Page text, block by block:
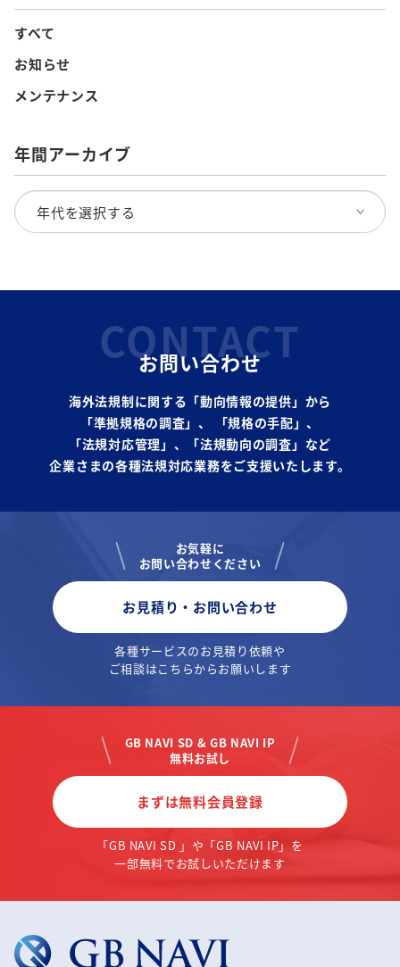
すべて
お知らせ
メンテナンス
年間アーカイブ
CONTACT
お問い合わせ
海外法規制に関する「動向情報の提供」から
「準拠規格の調査」、
「規格の手配」、
「法規対応管理」、「法規動向の調査」など
企業さまの各種法規対応業務をご支援いたします。
お気軽に
お問い合わせください
お見積り・お問い合わせ
各種サービスのお見積り依頼や
ご相談はこちらからお願いします
GB NAVI SD & GB NAVI IP
無料お試し
まずは無料会員登録
「GB NAVI SD 」や「GB NAVI IP」を
一部無料でお試しいただけます